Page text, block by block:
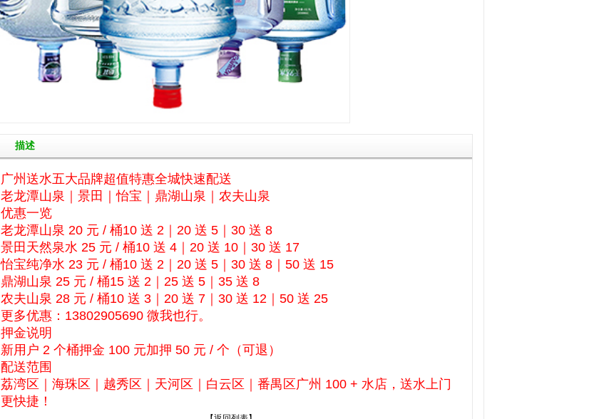
描述
广州送水五大品牌超值特惠全城快速配送
老龙潭山泉｜景田｜怡宝｜鼎湖山泉｜农夫山泉
优惠一览
老龙潭山泉 20 元 / 桶10 送 2｜20 送 5｜30 送 8
景田天然泉水 25 元 / 桶10 送 4｜20 送 10｜30 送 17
怡宝纯净水 23 元 / 桶10 送 2｜20 送 5｜30 送 8｜50 送 15
鼎湖山泉 25 元 / 桶15 送 2｜25 送 5｜35 送 8
农夫山泉 28 元 / 桶10 送 3｜20 送 7｜30 送 12｜50 送 25
更多优惠：13802905690 微我也行。
押金说明
新用户 2 个桶押金 100 元加押 50 元 / 个（可退）
配送范围
荔湾区｜海珠区｜越秀区｜天河区｜白云区｜番禺区广州 100 + 水店，送水上门
更快捷！